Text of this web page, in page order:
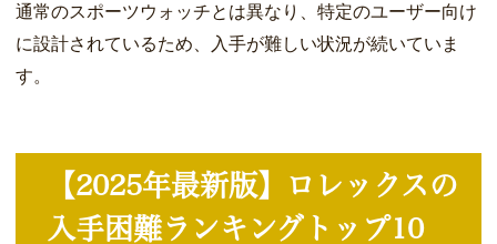
通常のスポーツウォッチとは異なり、特定のユーザー向け
に設計されているため、入手が難しい状況が続いていま
す。
【2025年最新版】ロレックスの
入手困難ランキングトップ10